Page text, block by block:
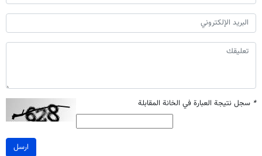
* سجل نتيجة العبارة في الخانة المقابلة
ارسل